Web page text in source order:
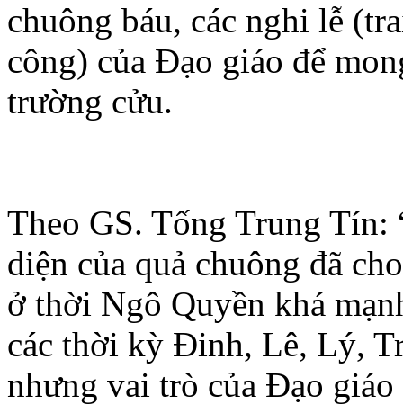
chuông báu, các nghi lễ
công) của Ðạo giáo để
trường cửu.
Theo GS. Tống Trung
diện của quả chuông đã
ở thời Ngô Quyền khá
các thời kỳ Ðinh, Lê, Lý,
nhưng vai trò của Ðạo